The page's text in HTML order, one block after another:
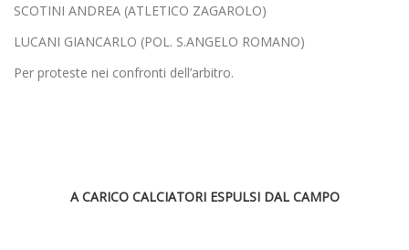
SCOTINI ANDREA (ATLETICO ZAGAROLO)
LUCANI GIANCARLO (POL. S.ANGELO ROMANO)
Per proteste nei confronti dell’arbitro.
A CARICO CALCIATORI ESPULSI DAL CAMPO